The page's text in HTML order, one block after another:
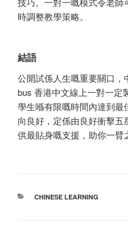
時調整教學策略。
結語
公開試係人生嘅重要關口
bus 香港中文線上一對一定
學生喺有限嘅時間內達到
向良好，定係由良好衝擊
供最貼身嘅支援，助你一臂
分
CHINESE LEARNING